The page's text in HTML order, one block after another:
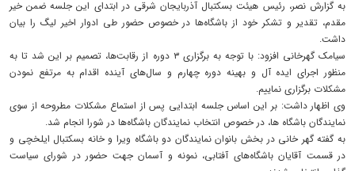
به گزارش نصر، رئیس هیئت بسکتبال آذربایجان شرقی در ابتدای این جلسه ضمن خیر
مقدم، تقدیر و تشکر خود از باشگاه‌ها در خصوص حضور طی ادوار اخیر لیگ را بیان
داشت.
سیامک گهرخانی افزود: با توجه به برگزاری ۳ دوره از رقابت‌ها، تصمیم بر این شد تا به
منظور اجرای ایده آل و بهینه دوره چهارم و سال‌های آینده اقدام به مرتفع نمودن
مشکلات برگزاری نماییم.
وی اظهار داشت: بر این اساس جلسه ابتدایی پس از استماع مشکلات مطروحه از سوی
نمایندگان باشگاه ها، در خصوص انتخاب نمایندگان باشگاه‌ها در شورا انجام شد.
به گفته گهر خانی در بخش بانوان نمایندگان دو باشگاه ویرا و خانه بسکتبال ایلخچی و
در قسمت آقایان باشگاه‌های آفتابی، نمونه و آسمان جهت حضور در شورای سیاست